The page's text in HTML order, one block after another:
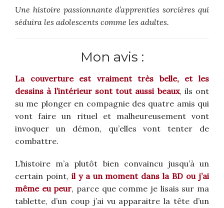
Une histoire passionnante d’apprenties sorcières qui
séduira les adolescents comme les adultes.
Mon avis :
La couverture est vraiment très belle, et les
dessins à l’intérieur sont tout aussi beaux, ils ont
su me plonger en compagnie des quatre amis qui
vont faire un rituel et malheureusement vont
invoquer un démon, qu’elles vont tenter de
combattre.
L’histoire m’a plutôt bien convaincu jusqu’à un
certain point, il y a un moment dans la BD ou j’ai
même eu peur, parce que comme je lisais sur ma
tablette, d’un coup j’ai vu apparaitre la tête d’un